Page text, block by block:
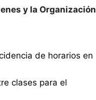
y la Organización
de horarios en
clases para el